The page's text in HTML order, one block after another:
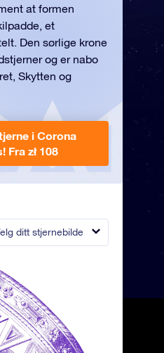
ditt stjernebilde
at formen
et
Den sørlige krone
og er nabo
Skytten og
i Corona
Fra zł 108